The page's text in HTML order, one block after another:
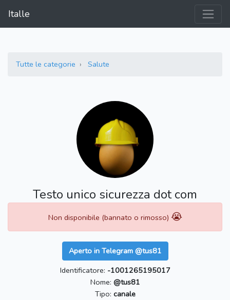
Italle
Tutte le categorie Salute
Testo unico sicurezza dot com
Non disponibile (bannato o rimosso) 😭
Aperto in Telegram @tus81
Identificatore: -1001265195017
Nome: @tus81
Tipo: canale